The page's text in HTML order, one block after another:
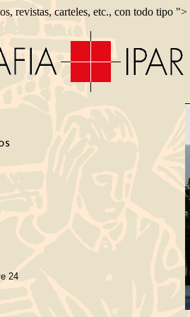
revistas, carteles, etc., con todo tipo ">
24